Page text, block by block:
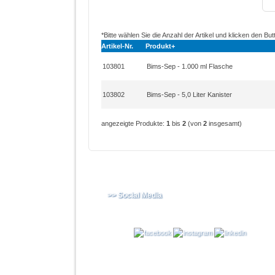
*Bitte wählen Sie die Anzahl der Artikel und klicken den
Artikel-Nr.
Produkt+
103801 Bims-Sep - 1.000 ml Flasche
103802 Bims-Sep - 5,0 Liter Kanister
angezeigte Produkte: 1 bis 2 (von 2 insgesamt)
>> Social Media